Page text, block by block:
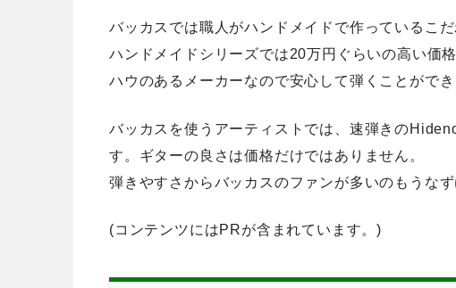
バッカスでは職人がハンドメイドで作っているこ
ハンドメイドシリーズでは20万円ぐらいの高い価
ハウのあるメーカーなので安心して弾くことができ
バッカスを使うアーティストでは、速弾きの
す。ギターの良さは価格だけではありません。
弾きやすさからバッカスのファンが多いのもうなず
(コンテンツにはPRが含まれています。)